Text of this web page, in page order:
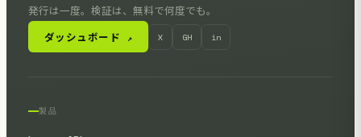
発行は一度。検証は、無料で何度でも。
ダッシュボード ↗ X GH in
製品